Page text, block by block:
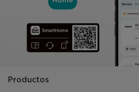
Productos